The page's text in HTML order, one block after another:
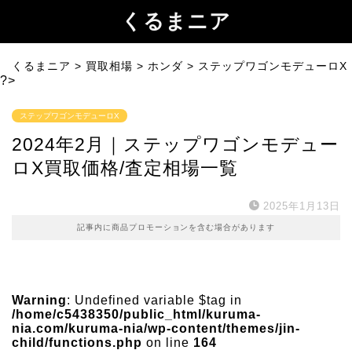
くるまニア
くるまニア > 買取相場 > ホンダ > ステップワゴンモデューロX
?>
ステップワゴンモデューロX
2024年2月｜ステップワゴンモデュー
ロX買取価格/査定相場一覧
2025年1月13日
記事内に商品プロモーションを含む場合があります
Warning: Undefined variable $tag in
/home/c5438350/public_html/kuruma-
nia.com/kuruma-nia/wp-content/themes/jin-
child/functions.php on line 164